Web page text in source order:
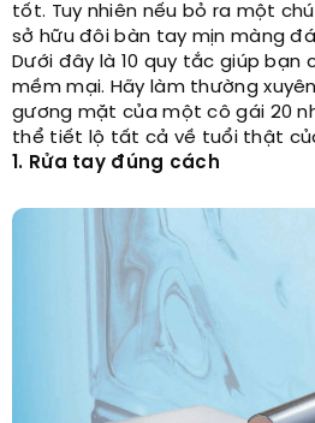
tốt. Tuy nhiên nếu bỏ ra một
sở hữu đôi bàn tay mịn màng
Dưới đây là 10 quy tắc giúp
mềm mại. Hãy làm thường
gương mặt của một cô gái 20
thể tiết lộ tất cả về tuổi thật
1. Rửa tay đúng cách